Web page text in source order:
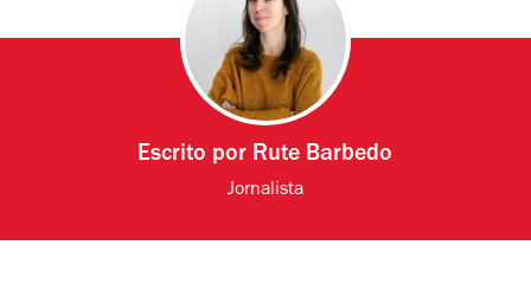
Escrito por Rute Barbedo
Jornalista